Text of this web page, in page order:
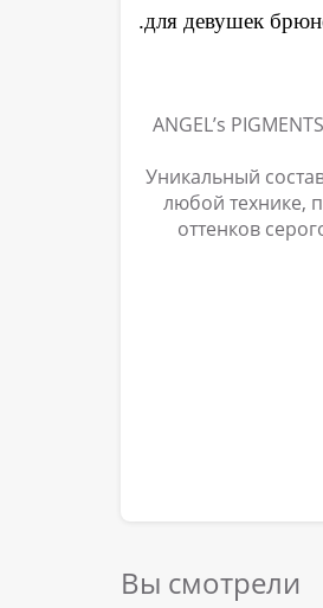
.для девушек
ANGEL’s
Уникальный
любой технике,
оттенков
Вы смотрели